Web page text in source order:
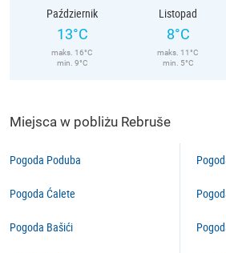
Październik
13°C
maks. 16°C
min. 9°C
Listopad
8°C
maks. 11°C
min. 5°C
Miejsca w pobliżu Rebruše
Pogoda Poduba
Pogoda Ćalete
Pogoda Bašići